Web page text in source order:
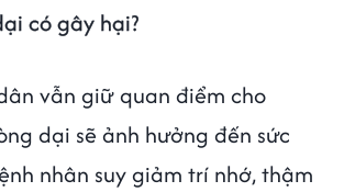
có gây hại?
vẫn giữ quan điểm cho
dại sẽ ảnh hưởng đến sức
nhân suy giảm trí nhớ, thậm